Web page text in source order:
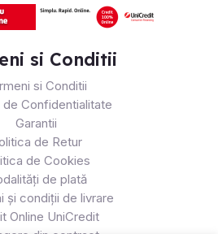
si Conditii
si Conditii
de Confidentialitate
Garantii
de Retur
de Cookies
de plată
și condiții de livrare
Online UniCredit